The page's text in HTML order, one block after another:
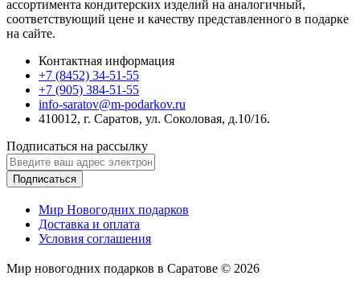
ассортимента кондитерских изделий на аналогичный,
соответствующий цене и качеству представленного в подарке
на сайте.
Контактная информация
+7 (8452) 34-51-55
+7 (905) 384-51-55
info-saratov@m-podarkov.ru
410012, г. Саратов, ул. Соколовая, д.10/16.
Подписаться на рассылку
Подписаться
Мир Новогодних подарков
Доставка и оплата
Условия соглашения
Мир новогодних подарков в Саратове © 2026